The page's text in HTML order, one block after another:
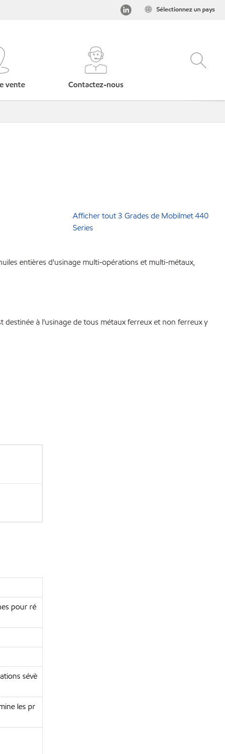
Sélectionnez un pays
vente Contactez-nous
Afficher tout 3 Grades de Mobilmet 440
Series
entières d'usinage multi-opérations et multi-métaux,
à l'usinage de tous métaux ferreux et non ferreux y
pour ré
sévè
les pr